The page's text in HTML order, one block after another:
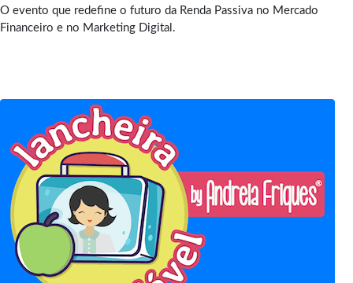
O evento que redefine o futuro da Renda Passiva no Mercado
Financeiro e no Marketing Digital.